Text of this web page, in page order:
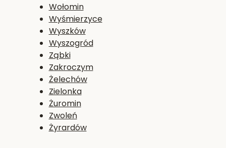
Wołomin
Wyśmierzyce
Wyszków
Wyszogród
Ząbki
Zakroczym
Żelechów
Zielonka
Żuromin
Zwoleń
Żyrardów